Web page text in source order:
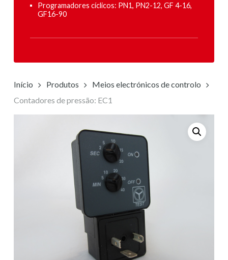
Programadores cíclicos: PN1, PN2-12, GF 4-16,
GF16-90
Início Produtos
Meios electrónicos de controlo
Contadores de pressão: EC1